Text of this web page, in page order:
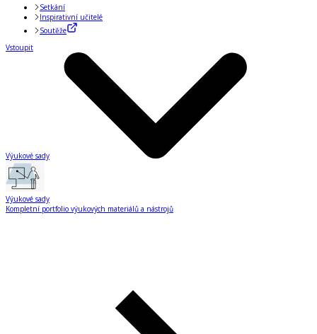
Setkání
Inspirativní učitelé
Soutěže
Vstoupit
Výukové sady
Výukové sady
Kompletní portfolio výukových materiálů a nástrojů